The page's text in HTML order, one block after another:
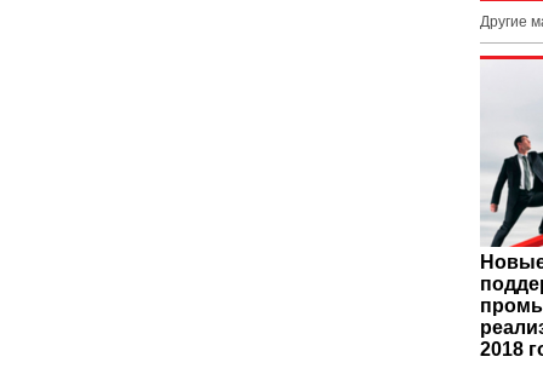
Другие
2018